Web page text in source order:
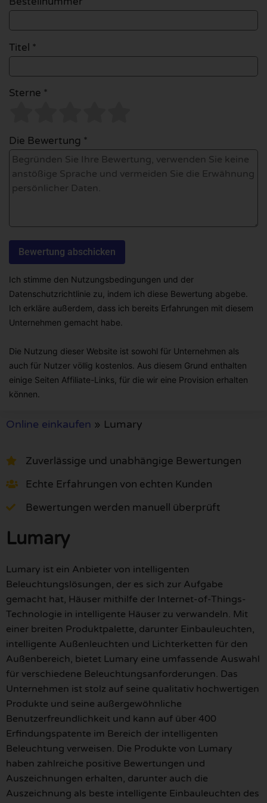
Titel *
Sterne *
Die Bewertung *
Ich stimme den Nutzungsbedingungen und der
Datenschutzrichtlinie zu, indem ich diese Bewertung abgebe.
Ich erkläre außerdem, dass ich bereits Erfahrungen mit diesem
Unternehmen gemacht habe.
Die Nutzung dieser Website ist sowohl für Unternehmen als
auch für Nutzer völlig kostenlos. Aus diesem Grund enthalten
einige Seiten Affiliate-Links, für die wir eine Provision erhalten
können.
Online einkaufen » Lumary
Zuverlässige und unabhängige Bewertungen
Echte Erfahrungen von echten Kunden
Bewertungen werden manuell überprüft
Lumary
Lumary ist ein Anbieter von intelligenten
Beleuchtungslösungen, der es sich zur Aufgabe
gemacht hat, Häuser mithilfe der Internet-of-Things-
Technologie in intelligente Häuser zu verwandeln. Mit
einer breiten Produktpalette, darunter Einbauleuchten,
intelligente Außenleuchten und Lichterketten für den
Außenbereich, bietet Lumary eine umfassende Auswahl
für verschiedene Beleuchtungsanforderungen. Das
Unternehmen ist stolz auf seine qualitativ hochwertigen
Produkte und seine außergewöhnliche
Benutzerfreundlichkeit und kann auf über 400
Erfindungspatente im Bereich der intelligenten
Beleuchtung verweisen. Die Produkte von Lumary
haben zahlreiche positive Bewertungen und
Auszeichnungen erhalten, darunter auch die
Auszeichnung als beste intelligente Einbauleuchten des